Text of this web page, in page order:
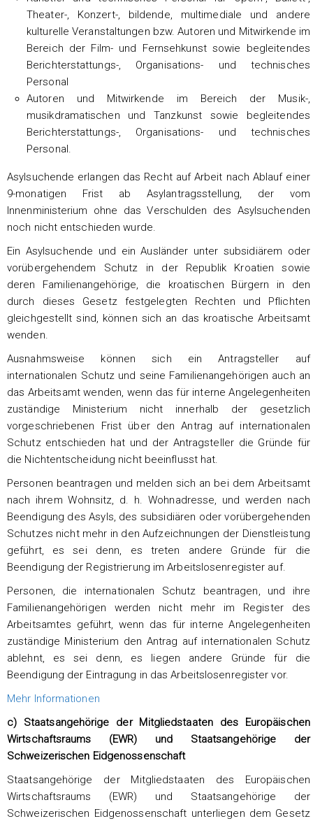
Theater-, Konzert-, bildende, multimediale und andere
kulturelle Veranstaltungen bzw. Autoren und Mitwirkende im
Bereich der Film- und Fernsehkunst sowie begleitendes
Berichterstattungs-, Organisations- und technisches
Personal
Autoren und Mitwirkende im Bereich der Musik-,
musikdramatischen und Tanzkunst sowie begleitendes
Berichterstattungs-, Organisations- und technisches
Personal.
Asylsuchende erlangen das Recht auf Arbeit nach Ablauf einer
9-monatigen Frist ab Asylantragsstellung, der vom
Innenministerium ohne das Verschulden des Asylsuchenden
noch nicht entschieden wurde.
Ein Asylsuchende und ein Ausländer unter subsidiärem oder
vorübergehendem Schutz in der Republik Kroatien sowie
deren Familienangehörige, die kroatischen Bürgern in den
durch dieses Gesetz festgelegten Rechten und Pflichten
gleichgestellt sind, können sich an das kroatische Arbeitsamt
wenden.
Ausnahmsweise können sich ein Antragsteller auf
internationalen Schutz und seine Familienangehörigen auch an
das Arbeitsamt wenden, wenn das für interne Angelegenheiten
zuständige Ministerium nicht innerhalb der gesetzlich
vorgeschriebenen Frist über den Antrag auf internationalen
Schutz entschieden hat und der Antragsteller die Gründe für
die Nichtentscheidung nicht beeinflusst hat.
Personen beantragen und melden sich an bei dem Arbeitsamt
nach ihrem Wohnsitz, d. h. Wohnadresse, und werden nach
Beendigung des Asyls, des subsidiären oder vorübergehenden
Schutzes nicht mehr in den Aufzeichnungen der Dienstleistung
geführt, es sei denn, es treten andere Gründe für die
Beendigung der Registrierung im Arbeitslosenregister auf.
Personen, die internationalen Schutz beantragen, und ihre
Familienangehörigen werden nicht mehr im Register des
Arbeitsamtes geführt, wenn das für interne Angelegenheiten
zuständige Ministerium den Antrag auf internationalen Schutz
ablehnt, es sei denn, es liegen andere Gründe für die
Beendigung der Eintragung in das Arbeitslosenregister vor.
Mehr Informationen
c) Staatsangehörige der Mitgliedstaaten des Europäischen
Wirtschaftsraums (EWR) und Staatsangehörige der
Schweizerischen Eidgenossenschaft
Staatsangehörige der Mitgliedstaaten des Europäischen
Wirtschaftsraums (EWR) und Staatsangehörige der
Schweizerischen Eidgenossenschaft unterliegen dem Gesetz